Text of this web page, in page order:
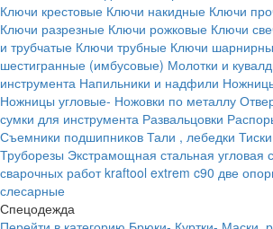
Ключи крестовые Ключи накидные Ключи
Ключи разрезные Ключи рожковые Ключи
и трубчатые Ключи трубные Ключи
шестигранные (имбусовые) Молотки и
инструмента Напильники и надфили
Ножницы угловые- Ножовки по металлу
сумки для инструмента Развальцовки
Съемники подшипников Тали , лебедки Тиски
Труборезы Экстрамощная стальная угловая
сварочных работ kraftool extrem c90 две
слесарные
Спецодежда